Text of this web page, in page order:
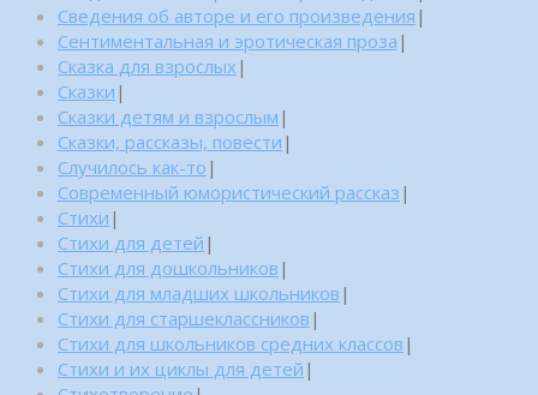
Сведения об авторе и его произведения |
Сентиментальная и эротическая проза |
Сказка для взрослых |
Сказки |
Сказки детям и взрослым |
Сказки, рассказы, повести |
Случилось как-то |
Современный юмористический рассказ |
Стихи |
Стихи для детей |
Стихи для дошкольников |
Стихи для младших школьников |
Стихи для старшеклассников |
Стихи для школьников средних классов |
Стихи и их циклы для детей |